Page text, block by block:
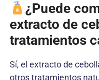
¿Puede
extracto de
tratamientos
Sí, el extracto de
otros tratamientos